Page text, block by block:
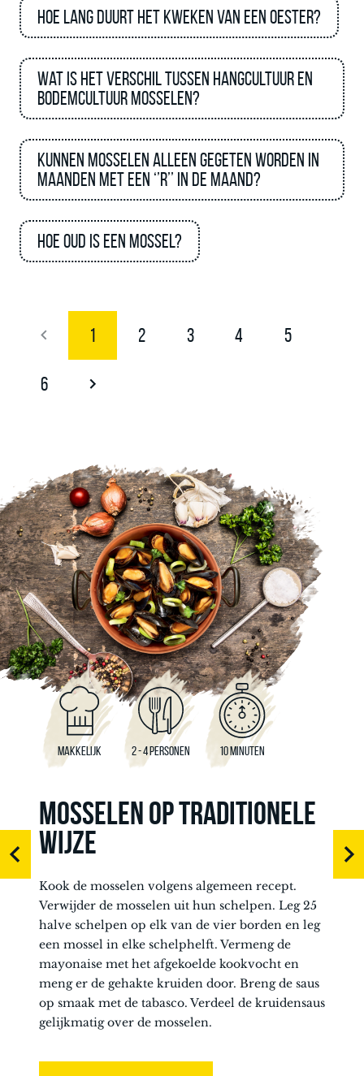
Hoe lang duurt het kweken van een oester?
Wat is het verschil tussen hangcultuur en
bodemcultuur mosselen?
Kunnen mosselen alleen gegeten worden in
maanden met een ‘’R’’ in de maand?
Hoe oud is een mossel?
1 2 3 4 5
6
MAKKELIJK 2 - 4 PERSONEN 10 MINUTEN
MOSSELEN OP TRADITIONELE
WIJZE
Kook de mosselen volgens algemeen recept.
Verwijder de mosselen uit hun schelpen. Leg 25
halve schelpen op elk van de vier borden en leg
een mossel in elke schelphelft. Vermeng de
mayonaise met het afgekoelde kookvocht en
meng er de gehakte kruiden door. Breng de saus
op smaak met de tabasco. Verdeel de kruidensaus
gelijkmatig over de mosselen.